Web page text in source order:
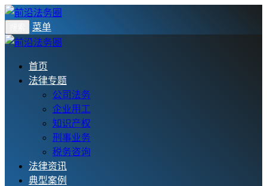
菜单
首页
法律专题
公司法务
企业用工
知识产权
刑事业务
税务咨询
法律资讯
典型案例